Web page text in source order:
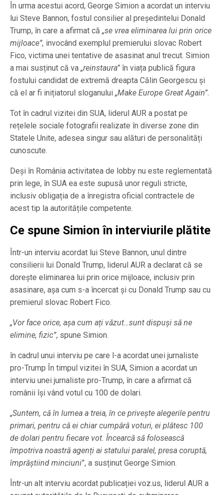
În urma acestui acord, George Simion a acordat un interviu
lui Steve Bannon, fostul consilier al președintelui Donald
Trump, în care a afirmat că „se vrea eliminarea lui prin orice
mijloace”, invocând exemplul premierului slovac Robert
Fico, victima unei tentative de asasinat anul trecut. Simion
a mai susținut că va „reinstaura” în viața publică figura
fostului candidat de extremă dreapta Călin Georgescu și
că el ar fi inițiatorul sloganului „Make Europe Great Again”.
Tot în cadrul vizitei din SUA, liderul AUR a postat pe
rețelele sociale fotografii realizate în diverse zone din
Statele Unite, adesea singur sau alături de personalități
cunoscute.
Deși în România activitatea de lobby nu este reglementată
prin lege, în SUA ea este supusă unor reguli stricte,
inclusiv obligația de a înregistra oficial contractele de
acest tip la autoritățile competente.
Ce spune Simion în interviurile plătite
Într-un interviu acordat lui Steve Bannon, unul dintre
consilierii lui Donald Trump, liderul AUR a declarat că se
dorește eliminarea lui prin orice mijloace, inclusiv prin
asasinare, așa cum s-a încercat și cu Donald Trump sau cu
premierul slovac Robert Fico.
„Vor face orice, așa cum ați văzut…sunt dispuși să ne
elimine, fizic”, spune Simion.
în cadrul unui interviu pe care l-a acordat unei jurnaliste
pro-Trump În timpul vizitei în SUA, Simion a acordat un
interviu unei jurnaliste pro-Trump, în care a afirmat că
românii își vând votul cu 100 de dolari.
„Suntem, că în lumea a treia, în ce privește alegerile pentru
primari, pentru că ei chiar cumpără voturi, ei plătesc 100
de dolari pentru fiecare vot. Încearcă să folosească
împotriva noastră agenți ai statului paralel, presa coruptă,
împrăștiind minciuni”, a susținut George Simion.
Într-un alt interviu acordat publicației voz.us, liderul AUR a